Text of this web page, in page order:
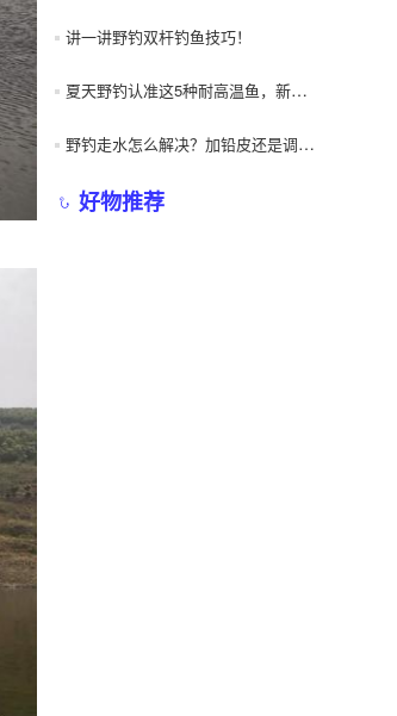
讲一讲野钓双杆钓鱼技巧！
夏天野钓认准这5种耐高温鱼，新手也能连竿爆护！
野钓走水怎么解决？加铅皮还是调漂？
好物推荐